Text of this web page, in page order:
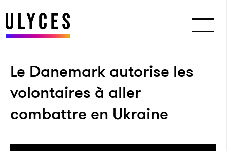
Le Danemark autorise les
volontaires à aller
combattre en Ukraine